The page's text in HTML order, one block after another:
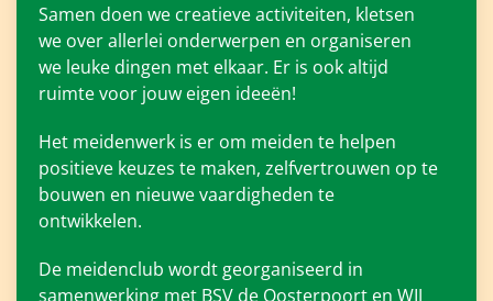
Samen doen we creatieve activiteiten, kletsen
we over allerlei onderwerpen en organiseren
we leuke dingen met elkaar. Er is ook altijd
ruimte voor jouw eigen ideeën!
Het meidenwerk is er om meiden te helpen
positieve keuzes te maken, zelfvertrouwen op te
bouwen en nieuwe vaardigheden te
ontwikkelen.
De meidenclub wordt georganiseerd in
samenwerking met BSV de Oosterpoort en WIJ